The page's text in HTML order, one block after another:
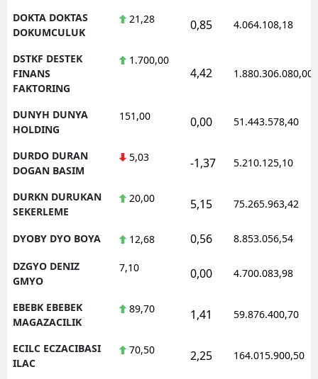
DOKTA DOKTAS
DOKUMCULUK
21,28 0,85 4.064.108,18
DSTKF DESTEK
FINANS
FAKTORING
1.700,00
4,42 1.880.306.080,00
DUNYH DUNYA
HOLDING
151,00 0,00 51.443.578,40
DURDO DURAN
DOGAN BASIM
5,03 -1,37 5.210.125,10
DURKN DURUKAN
SEKERLEME
20,00 5,15 75.265.963,42
DYOBY DYO BOYA 12,68 0,56 8.853.056,54
DZGYO DENIZ
GMYO
7,10 0,00 4.700.083,98
EBEBK EBEBEK
MAGAZACILIK
89,70 1,41 59.876.400,70
ECILC ECZACIBASI
ILAC
70,50 2,25 164.015.900,50